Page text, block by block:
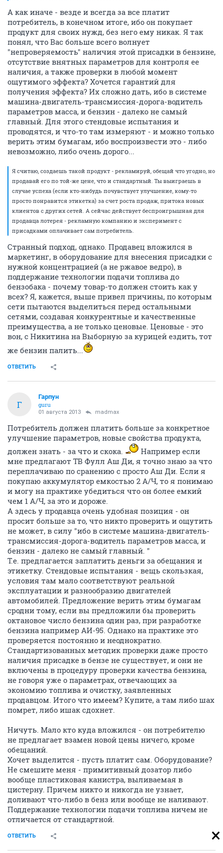
А как иначе - везде и всегда за все платит
потребитель, в конечном итоге, ибо он покупает
продукт для своих нужд, без него ему никак. Я так
понял, что Вас больше всего волнует
"непроверяемость" наличия этой присадки в бензине,
отсутствие внятных параметров для контроля ее
наличия, а также проверки в любой момент
ощутимого эффекта? Хочется гарантий для
получения эффекта? Их сложно дать, ибо в системе
машина-двигатель-трансмиссия-дорога-водитель
параметров масса, и бензин - далеко не самый
главный. Для этого стендовые испытания и
проводятся, и что-то там измеряют - и можно только
верить этим бумагам, ибо воспроизвести это - либо
невозможно, либо очень дорого...
Я считаю, создаешь такой продукт - рекламируй, обещай что угодно, но
продавай его по той-же цене, что и стандартный. Ты выиграешь в
случае успеха (если кто-нибудь почувствует улучшение, кому-то
просто понравится этикетка) за счет роста продаж, притока новых
клиентов с других сетей. А сейчас действует беспроигрышная для
продавца лотерея - рекламную компанию и эксперимент с
присадками оплачивает сам потребитель.
Странный подход, однако. Продавец вложился в
маркетинг, в оборудование для внесения присадки с
нужной концентрацией (а не ржавое ведро), в
поддержание технологии подачи топлива до
бензобака - почему товар-то должен стоить как у
всех? Я, кажется, выше привел причины, по которым
сети пытаются выделиться перед остальными
сетями, создавая конкурентные и качественные
преимущества, а не только ценовые. Ценовые - это
вон, с Никитина на Выборную за курицей ездить, тот
же бензин палить...
ОТВЕТИТЬ
Г
Гарпун
guru
01 августа 2013 madmax
Потребитель должен платить больше за конкретное
улучшение параметров, новые свойства продукта,
должен знать - за что и скока.
Например если
мне предлагают ТВ Фулл Аш Ди, я точно знаю за что
переплачиваю по сранению с просто Аш Ди. Если я
покупаю аккумулятор емкостью 2 А/Ч, то я понимаю
и могу на практике убедиться что он более емкий
чем 1 А/Ч, за это и дороже.
А здесь у продавца очень удобная позиция - он
просит больше за то, что никто проверить и ощутить
не может, в силу "ибо в системе машина-двигатель-
трансмиссия-дорога-водитель параметров масса, и
бензин - далеко не самый главный. "
Т.е. предлагается заплатить деньги за обещания и
этикетку. Стендовые испытания - вещь скользкая,
условия там мало соответствуют реальной
эксплуатации и разнообразию двигателей
автомобилей. Предложение верить этим бумагам
сродни тому, если вы предложили бы проверить
октановое число бензина один раз, при разработке
бензина например АИ-95. Однако на практике это
проверяется постоянно и неоднократно.
Стандартизованных методик проверки даже просто
наличия присадке в бензе не существует, и они не
включены в процедуру проверки качества бензина,
не говоря уже о параметрах, отвечающих за
экономию топлива и очистку, заявленных
продавцом. Итого что имеем? Купите, а там либо шах
помрет, либо ишак сдохнет.
Ничуть. Мало кто куда вложился - он потребителю
не предлагает взамен новой цены ничего, кроме
обещаний.
Хочет выделится - пусть платит сам. Оборудование?
Не смешите меня - примитивный дозатор либо
вообще пластиковая канистра, выливаемая в
цистерну. Причем никто и никогда не узнает,
доливают что-либо в бенз или вообще не наливают.
Поддержание технологии подачи топлива ничем не
отличается от стандартной.
ОТВЕТИТЬ